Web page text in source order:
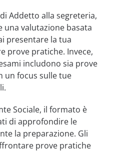
Addetto alla segreteria,
una valutazione basata
presentare la tua
prove pratiche. Invece,
includono sia prove
un focus sulle tue
Sociale, il formato è
di approfondire le
la preparazione. Gli
prove pratiche